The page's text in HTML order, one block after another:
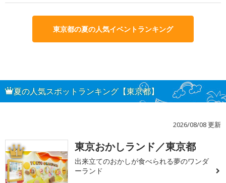
東京都の夏の人気イベントランキング
夏の人気スポットランキング【東京都】
2026/08/08 更新
1 東京おかしランド／東京都
出来立てのおかしが食べられる夢のワンダ
ーランド